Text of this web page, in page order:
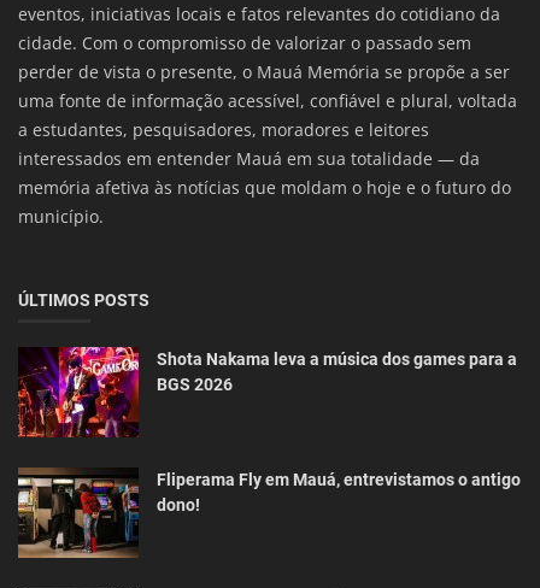
eventos, iniciativas locais e fatos relevantes do cotidiano da
cidade. Com o compromisso de valorizar o passado sem
perder de vista o presente, o Mauá Memória se propõe a ser
uma fonte de informação acessível, confiável e plural, voltada
a estudantes, pesquisadores, moradores e leitores
interessados em entender Mauá em sua totalidade — da
memória afetiva às notícias que moldam o hoje e o futuro do
município.
ÚLTIMOS POSTS
Shota Nakama leva a música dos games para a
BGS 2026
Fliperama Fly em Mauá, entrevistamos o antigo
dono!